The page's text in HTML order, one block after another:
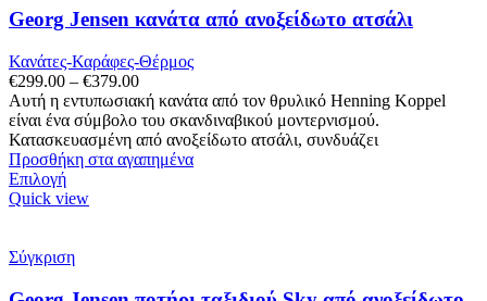
Georg Jensen κανάτα από ανοξείδωτο ατσάλι
Κανάτες-Καράφες-Θέρμος
€299.00 – €379.00Price
range:
€299.00
through
€379.00
Αυτή η εντυπωσιακή κανάτα από τον θρυλικό Henning Koppel
είναι ένα σύμβολο του σκανδιναβικού μοντερνισμού.
Κατασκευασμένη από ανοξείδωτο ατσάλι, συνδυάζει
Προσθήκη στα αγαπημένα
ΕπιλογήΑυτό
το
πολλαπλές
Οι
Quick view
Σύγκριση